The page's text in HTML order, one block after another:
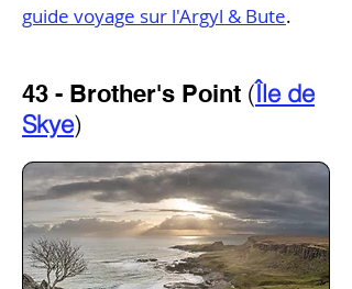
guide voyage sur l'Argyl & Bute.
43 - Brother's Point (Île de
Skye)